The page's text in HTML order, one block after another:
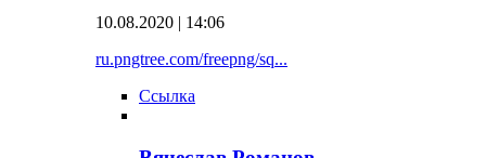
10.08.2020 | 14:06
ru.pngtree.com/freepng/sq...
Ссылка